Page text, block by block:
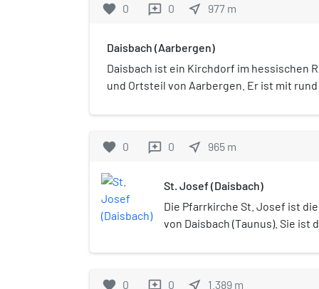
freigegeben und abgerissen.
favorite 0 reviews 0 near_me 977 m
Daisbach (Aarbergen)
Daisbach ist ein Kirchdorf im hessischen
und Ortsteil von Aarbergen. Er ist mit rund
favorite 0 reviews 0 near_me 965 m
St. Josef (Daisbach)
Die Pfarrkirche St. Josef ist
von Daisbach (Taunus). Sie ist
beiden Fachwerkkirchen des
favorite 0 reviews 0 near_me 1.389 m